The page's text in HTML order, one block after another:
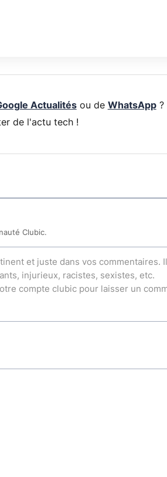
Actualitésou de WhatsApp?
de l'actu tech !
Clubic.